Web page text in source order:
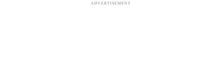
ADVERTISEMENT